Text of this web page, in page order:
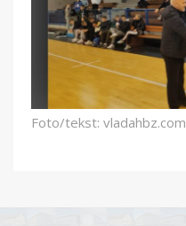
Foto/tekst: vladahbz.com